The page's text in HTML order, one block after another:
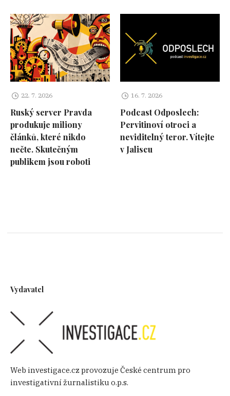
22. 7. 2026
Ruský server Pravda
produkuje miliony
článků, které nikdo
nečte. Skutečným
publikem jsou roboti
16. 7. 2026
Podcast Odposlech:
Pervitinoví otroci a
neviditelný teror. Vítejte
v Jaliscu
Vydavatel
Web investigace.cz provozuje České centrum pro
investigativní žurnalistiku o.p.s.